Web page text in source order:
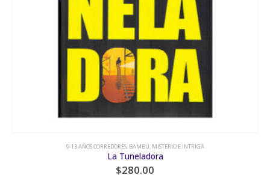
9-13 AÑOS CORREDORES,BAMBÚ,MISTERIO E INTRIGA
La Tuneladora